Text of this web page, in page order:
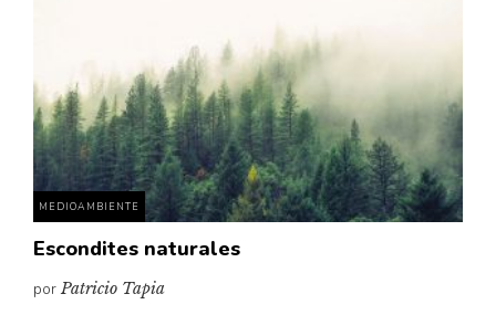
MEDIOAMBIENTE
Escondites naturales
porPatricio Tapia